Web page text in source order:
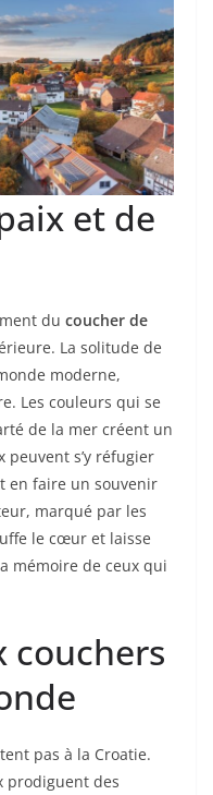
et de
du coucher de
La solitude de
moderne,
Les couleurs qui se
de la mer créent un
peuvent s’y réfugier
en faire un souvenir
marqué par les
le cœur et laisse
mémoire de ceux qui
couchers
pas à la Croatie.
prodiguent des